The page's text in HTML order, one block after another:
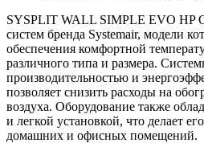
SYSPLIT WALL SIMPLE EVO HP
систем бренда Systemair, модели
обеспечения комфортной
различного типа и размера.
производительностью и
позволяет снизить расходы на
воздуха. Оборудование также
и легкой установкой, что делает
домашних и офисных помещений.